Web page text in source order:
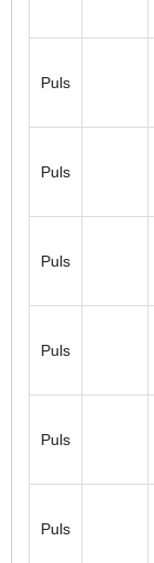
Puls
Puls
Puls
Puls
Puls
Puls